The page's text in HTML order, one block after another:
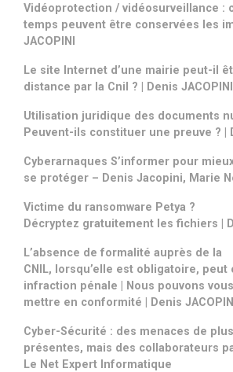
Vidéoprotection / vidéosurveillance :
temps peuvent être conservées les
JACOPINI
Le site Internet d’une mairie peut-il
distance par la Cnil ? | Denis JACOPINI
Utilisation juridique des documents
Peuvent-ils constituer une preuve ? |
Cyberarnaques S’informer pour
se protéger – Denis Jacopini, Marie
Victime du ransomware Petya ?
Décryptez gratuitement les fichiers |
L’absence de formalité auprès de la
CNIL, lorsqu’elle est obligatoire,
infraction pénale | Nous pouvons
mettre en conformité | Denis JACOPINI
Cyber-Sécurité : des menaces de
présentes, mais des collaborateurs
Le Net Expert Informatique